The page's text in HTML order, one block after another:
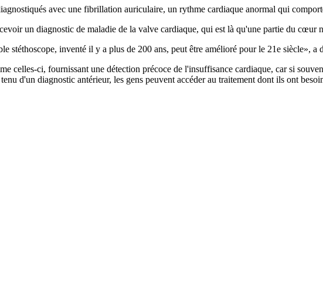
avec une fibrillation auriculaire, un rythme cardiaque anormal qui
un diagnostic de maladie de la valve cardiaque, qui est là qu'une partie du cœur
stéthoscope, inventé il y a plus de 200 ans, peut être amélioré pour le 21e siècle»,
celles-ci, fournissant une détection précoce de l'insuffisance cardiaque, car si
d'un diagnostic antérieur, les gens peuvent accéder au traitement dont ils ont